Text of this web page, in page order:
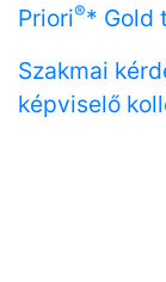
Priori®* Gold
Szakmai
képviselő